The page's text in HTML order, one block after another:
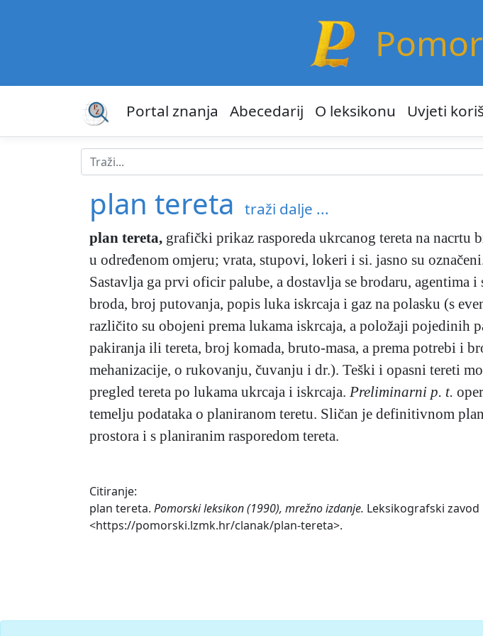
Portal znanja Abecedarij O leksikonu Uvjeti
plan tereta traži dalje ...
plan tereta, grafički prikaz rasporeda ukrcanog tereta na nacrtu
u određenom omjeru; vrata, stupovi, lokeri i si. jasno su
Sastavlja ga prvi oficir palube, a dostavlja se brodaru, agentima
broda, broj putovanja, popis luka iskrcaja i gaz na polasku (s
različito su obojeni prema lukama iskrcaja, a položaji pojedinih
pakiranja ili tereta, broj komada, bruto-masa, a prema potrebi i
mehanizacije, o rukovanju, čuvanju i dr.). Teški i opasni tereti
pregled tereta po lukama ukrcaja i iskrcaja. Preliminarni p. t.
temelju podataka o planiranom teretu. Sličan je definitivnom
prostora i s planiranim rasporedom tereta.
Citiranje:
plan tereta. Pomorski leksikon (1990), mrežno izdanje. Leksikografski zavod
<https://pomorski.lzmk.hr/clanak/plan-tereta>.